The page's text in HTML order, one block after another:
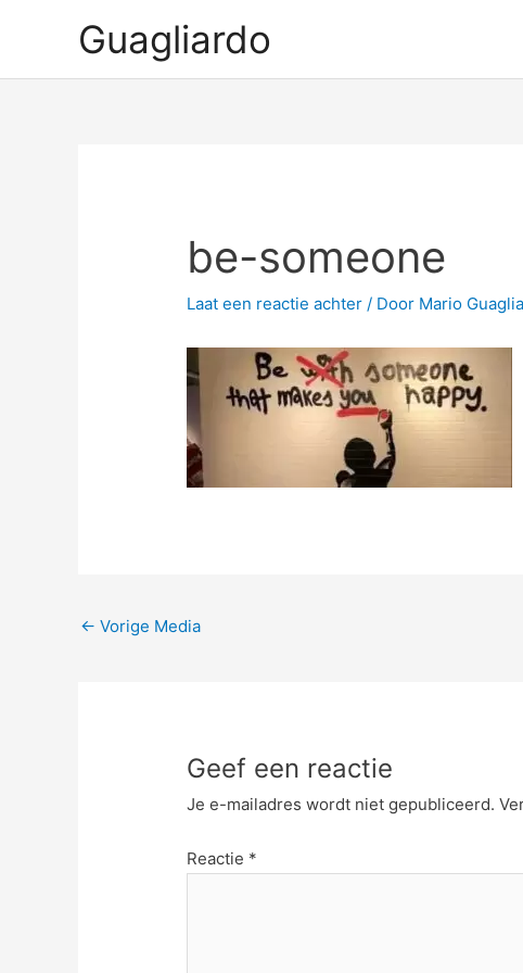
Guagliardo
be-someone
Laat een reactie achter / Door Mario
← Vorige Media
Geef een reactie
Je e-mailadres wordt niet gepubliceerd.
Reactie *